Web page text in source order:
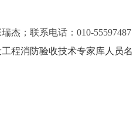
；联系电话：010-55597487
程消防验收技术专家库人员